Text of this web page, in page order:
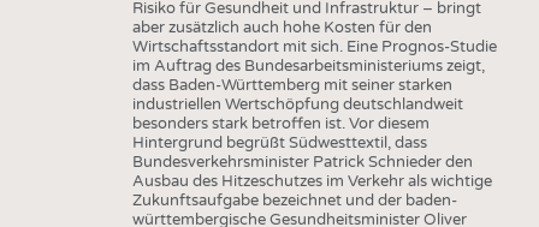
Risiko für Gesundheit und Infrastruktur – bringt
aber zusätzlich auch hohe Kosten für den
Wirtschaftsstandort mit sich. Eine Prognos-Studie
im Auftrag des Bundesarbeitsministeriums zeigt,
dass Baden-Württemberg mit seiner starken
industriellen Wertschöpfung deutschlandweit
besonders stark betroffen ist. Vor diesem
Hintergrund begrüßt Südwesttextil, dass
Bundesverkehrsminister Patrick Schnieder den
Ausbau des Hitzeschutzes im Verkehr als wichtige
Zukunftsaufgabe bezeichnet und der baden-
württembergische Gesundheitsminister Oliver